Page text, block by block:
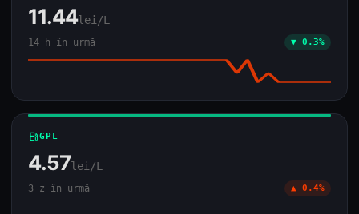
11.44lei/L
14 h în urmă ▼ 0.3%
local_gas_stationGPL
4.57lei/L
3 z în urmă ▲ 0.4%